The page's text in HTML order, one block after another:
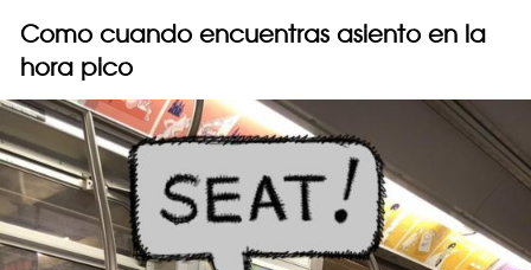
Como cuando encuentras asiento en la
hora pico